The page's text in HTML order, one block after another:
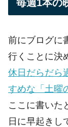
毎週1本の
前にブログに
行くことに決
休日だらだら
すめな「土曜
ここに書いた
日に早起きし